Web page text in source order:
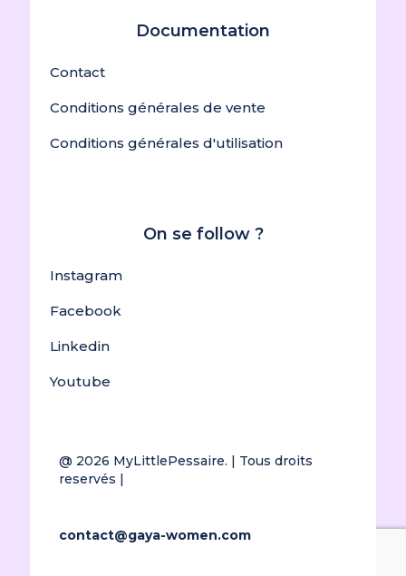
Documentation
Contact
Conditions générales de vente
Conditions générales d'utilisation
On se follow ?
Instagram
Facebook
Linkedin
Youtube
@ 2026 MyLittlePessaire. | Tous droits
reservés |
contact@gaya-women.com